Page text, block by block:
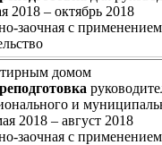
2018 – октябрь 2018
заочная с
домом
и
2018 – август 2018
заочная с